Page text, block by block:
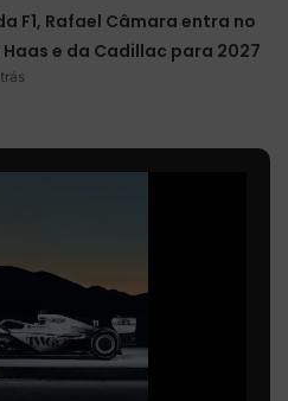
F1, Rafael Câmara entra no
e da Cadillac para 2027